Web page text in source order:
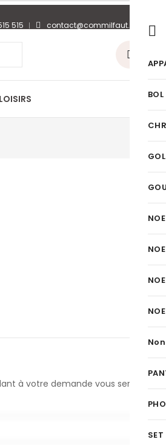
515
contact@commilfaut.fr
LOISIRS
à votre demande vous sera
BOL